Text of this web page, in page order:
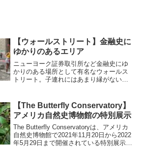
【ウォールストリート】金融史に
ゆかりのあるエリア
ニューヨーク証券取引所など金融史にゆ
かりのある場所として有名なウォールス
トリート。子連れにはあまり縁がないか
した。
【The Butterfly Conservatory】
アメリカ自然史博物館の特別展示
The Butterfly Conservatoryは、アメリカ
自然史博物館で2021年11月20日から2022
年5月29日まで開催されている特別展示で